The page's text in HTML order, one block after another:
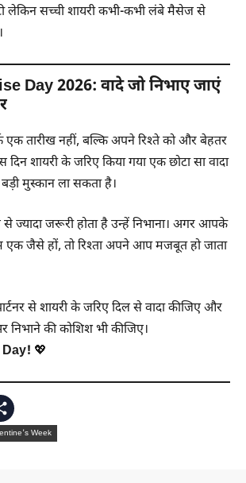
लेकिन सच्ची शायरी कभी-कभी लंबे मैसेज से
Day 2026: वादे जो निभाए जाएं
एक तारीख नहीं, बल्कि अपने रिश्ते को और बेहतर
दिन शायरी के जरिए किया गया एक छोटा सा वादा
मुस्कान ला सकता है।
ज्यादा जरूरी होता है उन्हें निभाना। अगर आपके
जैसे हों, तो रिश्ता अपने आप मजबूत हो जाता
से शायरी के जरिए दिल से वादा कीजिए और
निभाने की कोशिश भी कीजिए।
💖
Week